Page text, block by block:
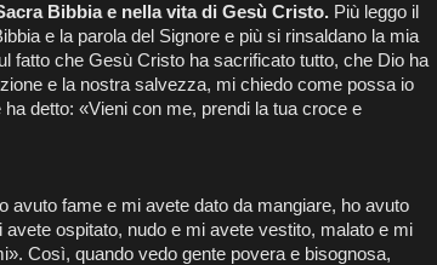
Bibbia e nella vita di Gesù Cristo. Più leggo il
e la parola del Signore e più si rinsaldano la mia
fatto che Gesù Cristo ha sacrificato tutto, che Dio ha
e la nostra salvezza, mi chiedo come possa io
detto: «Vieni con me, prendi la tua croce e
avuto fame e mi avete dato da mangiare, ho avuto
ospitato, nudo e mi avete vestito, malato e mi
Così, quando vedo gente povera e bisognosa,